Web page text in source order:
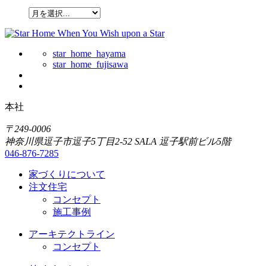
star_home_hayama
star_home_fujisawa
本社
〒249-0006
神奈川県逗子市逗子5丁目2-52 SALA 逗子駅前ビル5階
046-876-7285
家づくりについて
注文住宅
コンセプト
施工事例
アーキテクトライン
コンセプト